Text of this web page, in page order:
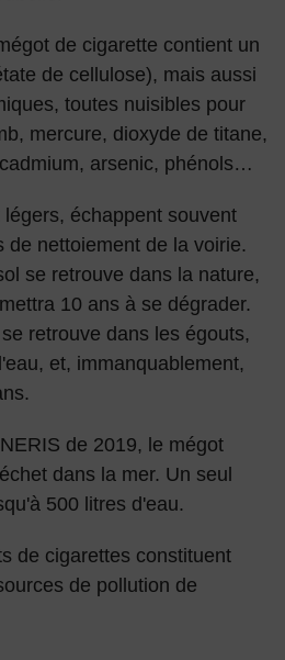
de cigarette contient un
de cellulose), mais aussi
toutes nuisibles pour
mercure, dioxyde de titane,
arsenic, phénols…
échappent souvent
de nettoiement de la voirie.
se retrouve dans la nature,
10 ans à se dégrader.
retrouve dans les égouts,
et, immanquablement,
de 2019, le mégot
dans la mer. Un seul
500 litres d'eau.
de cigarettes constituent
de pollution de